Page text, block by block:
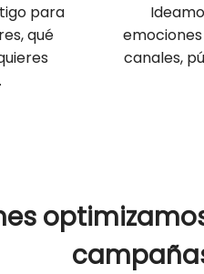
para
qué
canales,